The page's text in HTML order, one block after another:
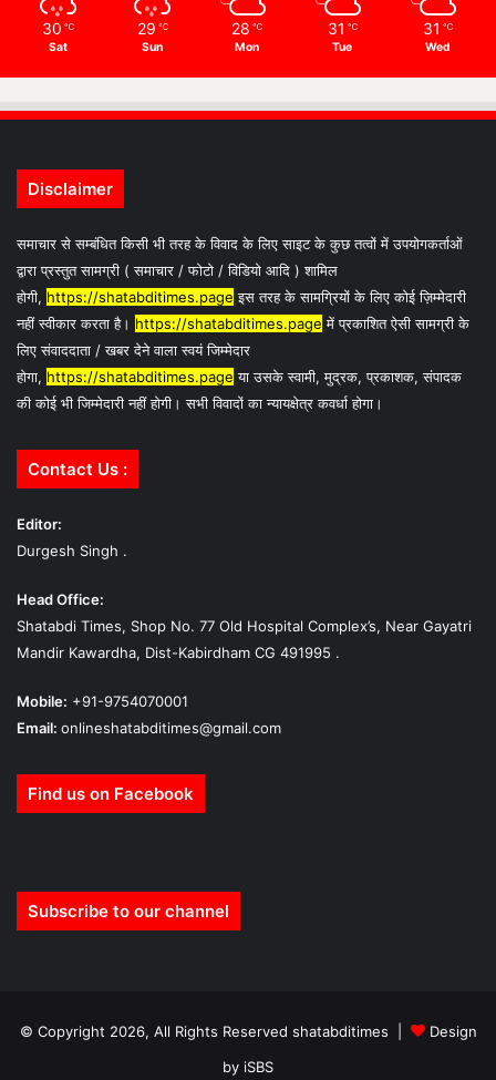
30 ℃
Sat
29 ℃
Sun
28 ℃
Mon
31 ℃
Tue
31 ℃
Wed
Disclaimer
समाचार से सम्बंधित किसी भी तरह के विवाद के लिए साइट के कुछ तत्वों में उपयोगकर्ताओं
द्वारा प्रस्तुत सामग्री ( समाचार / फोटो / विडियो आदि ) शामिल
होगी, https://shatabditimes.page इस तरह के सामग्रियों के लिए कोई ज़िम्मेदारी
नहीं स्वीकार करता है। https://shatabditimes.page में प्रकाशित ऐसी सामग्री के
लिए संवाददाता / खबर देने वाला स्वयं जिम्मेदार
होगा, https://shatabditimes.page या उसके स्वामी, मुद्रक, प्रकाशक, संपादक
की कोई भी जिम्मेदारी नहीं होगी। सभी विवादों का न्यायक्षेत्र कवर्धा होगा।
Contact Us :
Editor:
Durgesh Singh .
Head Office:
Shatabdi Times, Shop No. 77 Old Hospital Complex’s, Near Gayatri
Mandir Kawardha, Dist-Kabirdham CG 491995 .
Mobile: +91-9754070001
Email: onlineshatabditimes@gmail.com
Find us on Facebook
Subscribe to our channel
© Copyright 2026, All Rights Reserved shatabditimes |
Design
by iSBS